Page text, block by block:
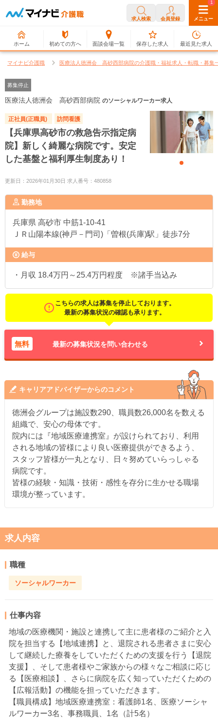
求人検索 会員登録 メニュー
ホーム 初めての方へ 面談会場一覧
0
保存した求人
1
最近見た求人
マイナビ介護職 医療法人徳洲会 高砂西部病院の介護職・福祉求人・転職・募集
募集停止
医療法人徳洲会 高砂西部病院 のソーシャルワーカー求人
正社員(正職員) 訪問看護
【兵庫県高砂市の救急告示指定病
院】新しく綺麗な病院です。安定
した基盤と福利厚生制度あり！
更新日：2026年01月30日 求人番号：480858
勤務地
兵庫県 高砂市 中筋1-10-41
ＪＲ山陽本線(神戸－門司)「曽根(兵庫)駅」徒歩7分
給与
・月収 18.4万円～25.4万円程度 ※諸手当込み
こちらの求人は募集を停止しております。
最新の募集状況の確認も承ります。
無料 最新の募集状況を問い合わせる
キャリアアドバイザーからのコメント
徳洲会グループは施設数290、職員数26,000名を数える
組織で、安心の母体です。
院内には『地域医療連携室』が設けられており、利用
される地域の皆様により良い医療提供ができるよう、
スタッフ皆様が一丸となり、日々努めていらっしゃる
病院です。
皆様の経験・知識・技術・感性を存分に生かせる職場
環境が整っています。
求人内容
職種
ソーシャルワーカー
仕事内容
地域の医療機関・施設と連携して主に患者様のご紹介と入
院を担当する【地域連携】と、退院される患者さまに安心
して継続した療養をしていただくための支援を行う【退院
支援】、そして患者様やご家族からの様々なご相談に応じ
る【医療相談】、さらに病院を広く知っていただくための
【広報活動】の機能を担っていただきます。
【職員構成】地域医療連携室：看護師1名、医療ソーシャ
ルワーカー3名、事務職員、1名（計5名）